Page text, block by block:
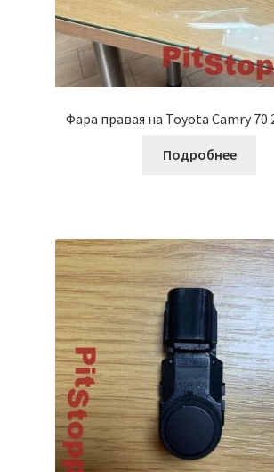
Фара правая на Toyota Camry 70
Подробнее